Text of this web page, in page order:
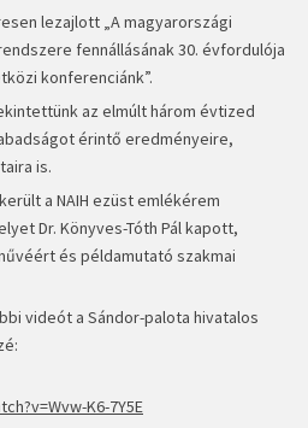
lezajlott „A magyarországi
fennállásának 30. évfordulója
konferenciánk”.
az elmúlt három évtized
érintő eredményeire,
is.
a NAIH ezüst emlékérem
Dr. Könyves-Tóth Pál kapott,
és példamutató szakmai
videót a Sándor-palota hivatalos
K6-7Y5E